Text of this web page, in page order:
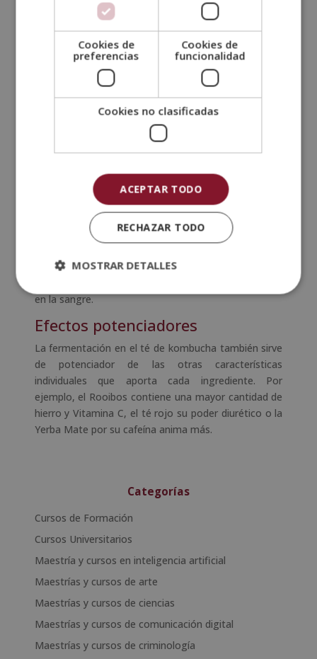
Fortalece el corazón
Otro de losbeneficios de la kombuchaes que
reduce los niveles de colesterol malo y aumenta los
del colesterol que lo transforma en amenaza.
Mejora el metabolismo de los
personas en todo el mundo. Un estudio en ratas
diabéticas encontró que la kombucha ralentizó la
digestión de los carbohidratos, lo que redujo los
niveles de azúcar en la sangre.
aún más beneficiosa, ya que se ha demostrado que
en la sangre.
Efectos potenciadores
La fermentación en el té de kombucha también sirve
de potenciador de las otras características
individuales que aporta cada ingrediente. Por
ejemplo, el Rooibos contiene una mayor cantidad de
hierro y Vitamina C, el té rojo su poder diurético o la
Yerba Mate por su cafeína anima más.
Categorías
Cursos de Formación
Cursos Universitarios
Maestría y cursos en inteligencia artificial
Maestrías y cursos de arte
Maestrías y cursos de ciencias
Maestrías y cursos de comunicación digital
Maestrías y cursos de criminología
Cookies de
preferencias
Cookies de
funcionalidad
Cookies no clasificadas
ACEPTAR TODO
RECHAZAR TODO
MOSTRAR DETALLES